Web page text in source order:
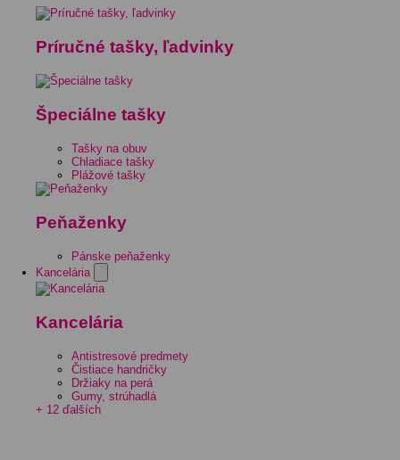
Príručné tašky, ľadvinky
Špeciálne tašky
Tašky na obuv
Chladiace tašky
Plážové tašky
Peňaženky
Pánske peňaženky
Kancelária
Kancelária
Antistresové predmety
Čistiace handričky
Držiaky na perá
Gumy, strúhadlá
+ 12 ďalších